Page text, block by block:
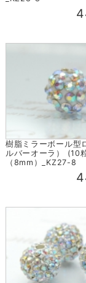
樹脂ミラーボール型
ルバーオーラ） (10
（8mm）_KZ27-8